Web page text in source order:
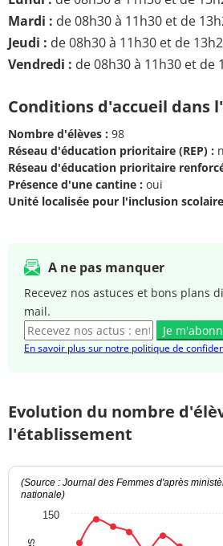
Mardi : de 08h30 à 11h30 et de
Jeudi : de 08h30 à 11h30 et de
Vendredi : de 08h30 à 11h30 et de
Conditions d'accueil dans
Nombre d'élèves : 98
Réseau d'éducation prioritaire (REP) :
Réseau d'éducation prioritaire renforcé
Présence d'une cantine : oui
Unité localisée pour l'inclusion
A ne pas manquer
Recevez nos astuces et bons plans
mail.
Je
En savoir plus sur notre politique de
Evolution du nombre
l'établissement
(Source : Journal des Femmes d'après
nationale)
150